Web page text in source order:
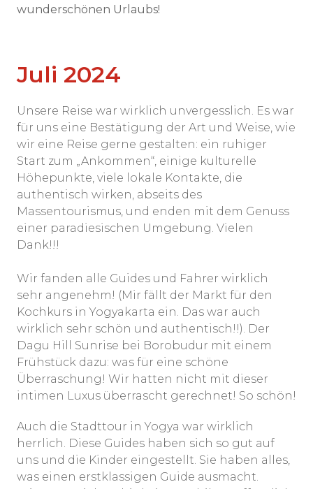
wunderschönen Urlaubs!
Juli 2024
Unsere Reise war wirklich unvergesslich. Es war
für uns eine Bestätigung der Art und Weise, wie
wir eine Reise gerne gestalten: ein ruhiger
Start zum „Ankommen“, einige kulturelle
Höhepunkte, viele lokale Kontakte, die
authentisch wirken, abseits des
Massentourismus, und enden mit dem Genuss
einer paradiesischen Umgebung. Vielen
Dank!!!
Wir fanden alle Guides und Fahrer wirklich
sehr angenehm! (Mir fällt der Markt für den
Kochkurs in Yogyakarta ein. Das war auch
wirklich sehr schön und authentisch!!). Der
Dagu Hill Sunrise bei Borobudur mit einem
Frühstück dazu: was für eine schöne
Überraschung! Wir hatten nicht mit dieser
intimen Luxus überrascht gerechnet! So schön!
Auch die Stadttour in Yogya war wirklich
herrlich. Diese Guides haben sich so gut auf
uns und die Kinder eingestellt. Sie haben alles,
was einen erstklassigen Guide ausmacht.